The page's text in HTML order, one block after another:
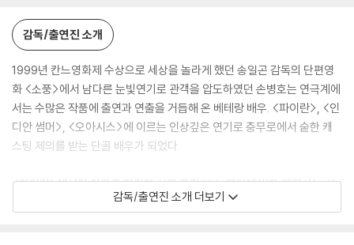
감독/출연진 소개
1999년 칸느영화제 수상으로 세상을 놀라게 했던 송일곤 감독의 단편영
화 <소풍>에서 남다른 눈빛연기로 관객을 압도하였던 손병호는 연극계에
서는 수많은 작품에 출연과 연출을 거듭해 온 베테랑 배우. <파이란>, <인
디안 썸머>, <오아시스>에 이르는 인상깊은 연기로 충무로에서 숱한 캐
스팅 제의를 받는 단골 배우가 되었다.
<파이란>에서의 차갑고 잔인한 삼류 조직 보스 연기에 반한 제작사는 시
나리오 단계부터 진중사로 점찍어두고 작업해왔다고. 96년 연극 <블루 사
감독/출연진 소개 더보기